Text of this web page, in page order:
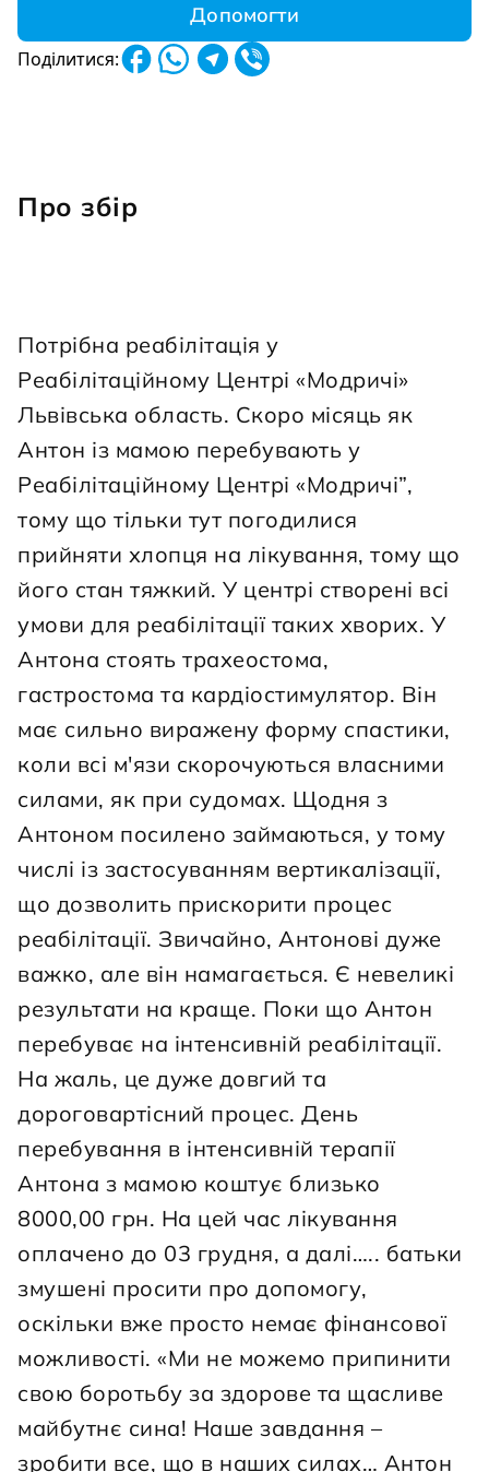
Допомогти
Поділитися:
Про збір
Потрібна реабілітація у
Реабілітаційному Центрі «Модричі»
Львівська область. Скоро місяць як
Антон із мамою перебувають у
Реабілітаційному Центрі «Модричі”,
тому що тільки тут погодилися
прийняти хлопця на лікування, тому що
його стан тяжкий. У центрі створені всі
умови для реабілітації таких хворих. У
Антона стоять трахеостома,
гастростома та кардіостимулятор. Він
має сильно виражену форму спастики,
коли всі м'язи скорочуються власними
силами, як при судомах. Щодня з
Антоном посилено займаються, у тому
числі із застосуванням вертикалізації,
що дозволить прискорити процес
реабілітації. Звичайно, Антонові дуже
важко, але він намагається. Є невеликі
результати на краще. Поки що Антон
перебуває на інтенсивній реабілітації.
На жаль, це дуже довгий та
дороговартісний процес. День
перебування в інтенсивній терапії
Антона з мамою коштує близько
8000,00 грн. На цей час лікування
оплачено до 03 грудня, а далі….. батьки
змушені просити про допомогу,
оскільки вже просто немає фінансової
можливості. «Ми не можемо припинити
свою боротьбу за здорове та щасливе
майбутнє сина! Наше завдання –
зробити все, що в наших силах… Антон